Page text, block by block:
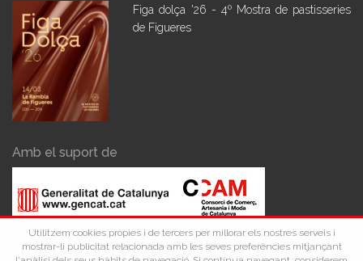
Figa dolça '26 - 4º Mostra de pastisseries
de Figueres
Amb el suport de
Utilitzem cookies pròpies i de tercers per millorar els nostres serveis i
mostrar-li publicitat relacionada amb les seves preferències mitjançant